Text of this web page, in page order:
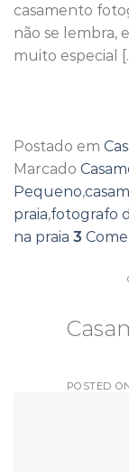
casamento
não se lembra,
muito especial
Postado em
Marcado
Pequeno,
praia,fotografo
na praia 3
POSTED